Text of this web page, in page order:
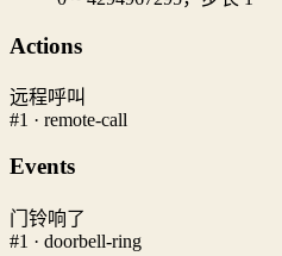
Actions
远程呼叫
#1 · remote-call
Events
门铃响了
#1 · doorbell-ring